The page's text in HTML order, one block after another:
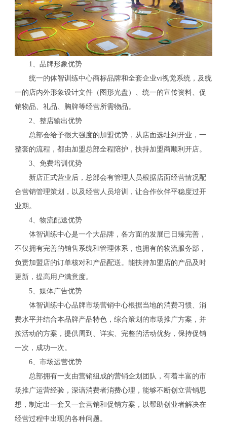
1、品牌形象优势
统一的体智训练中心商标品牌和全套企业vi视觉系统，及统
一的店内外形象设计文件（图形光盘）、统一的宣传资料、促
销物品、礼品、胸牌等经营所需物品。
2、整店输出优势
总部会给予很大强度的加盟优势，从店面选址到开业，一
整套的流程，都由加盟总部全程陪护，扶持加盟商顺利开店。
3、免费培训优势
新店正式营业后，总部会有管理人员根据店面经营情况配
合营销管理策划，以及经营人员培训，让合作伙伴平稳度过开
业期。
4、物流配送优势
体智训练中心是一个大品牌，各方面的发展已日臻完善，
不仅拥有完善的销售系统和管理体系，也拥有的物流服务部，
负责加盟店的订单核对和产品配送。能扶持加盟店的产品及时
更新，提高用户满意度。
5、媒体广告优势
体智训练中心品牌市场营销中心根据当地的消费习惯、消
费水平并结合本品牌产品特色，综合策划的市场推广方案，并
按活动的方案，提供周到、详实、完整的活动优势，保持促销
一次，成功一次。
6、市场运营优势
总部拥有一支由营销组成的营销企划团队，有着丰富的市
场推广运营经验，深谙消费者消费心理，能够不断创立营销思
想，制定出一套又一套营销和促销方案，以帮助创业者解决在
经营过程中出现的各种问题。